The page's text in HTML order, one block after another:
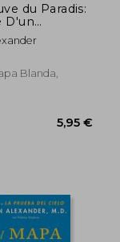
du Paradis:
D'un
Dans
(en
Blanda,